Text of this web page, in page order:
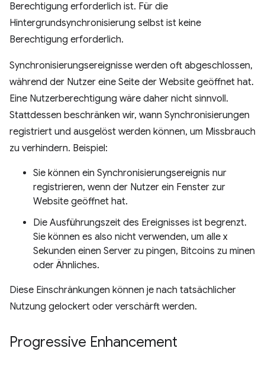
Berechtigung erforderlich ist. Für die
Hintergrundsynchronisierung selbst ist keine
Berechtigung erforderlich.
Synchronisierungsereignisse werden oft abgeschlossen,
während der Nutzer eine Seite der Website geöffnet hat.
Eine Nutzerberechtigung wäre daher nicht sinnvoll.
Stattdessen beschränken wir, wann Synchronisierungen
registriert und ausgelöst werden können, um Missbrauch
zu verhindern. Beispiel:
Sie können ein Synchronisierungsereignis nur
registrieren, wenn der Nutzer ein Fenster zur
Website geöffnet hat.
Die Ausführungszeit des Ereignisses ist begrenzt.
Sie können es also nicht verwenden, um alle x
Sekunden einen Server zu pingen, Bitcoins zu minen
oder Ähnliches.
Diese Einschränkungen können je nach tatsächlicher
Nutzung gelockert oder verschärft werden.
Progressive Enhancement